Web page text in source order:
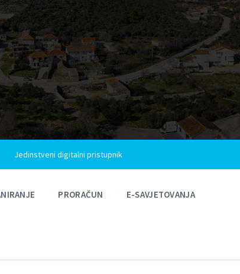
Jedinstveni digitalni pristupnik
PRORAČUN E-SAVJETOVANJA